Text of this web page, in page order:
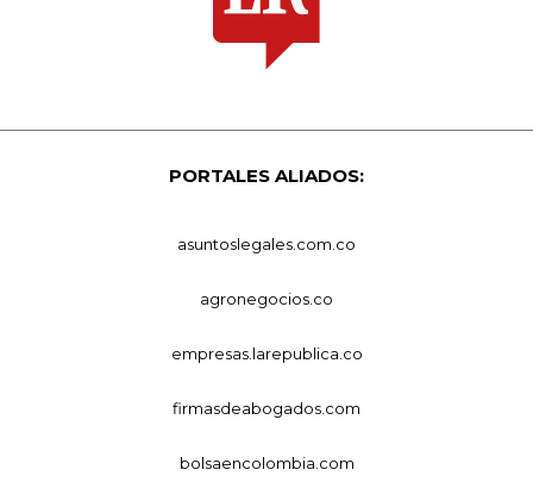
PORTALES ALIADOS:
asuntoslegales.com.co
agronegocios.co
empresas.larepublica.co
firmasdeabogados.com
bolsaencolombia.com